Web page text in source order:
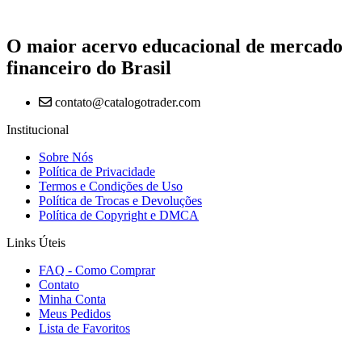
O maior acervo educacional de mercado
financeiro do Brasil
contato@catalogotrader.com
Institucional
Sobre Nós
Política de Privacidade
Termos e Condições de Uso
Política de Trocas e Devoluções
Política de Copyright e DMCA
Links Úteis
FAQ - Como Comprar
Contato
Minha Conta
Meus Pedidos
Lista de Favoritos